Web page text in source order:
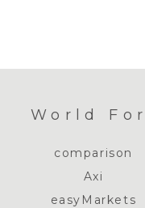
World
comparison
Axi
easyMarkets